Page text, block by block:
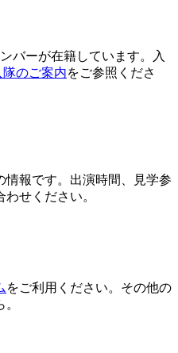
バーが在籍しています。入
隊のご案内をご参照くださ
情報です。出演時間、見学参
せください。
をご利用ください。その他の